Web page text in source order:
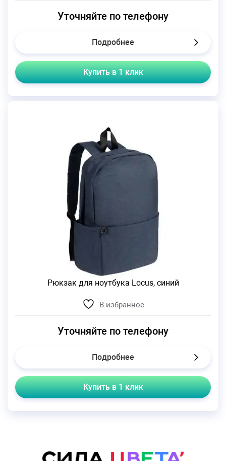
Уточняйте по телефону
Подробнее
Купить в 1 клик
Рюкзак для ноутбука Locus, синий
В избранное
Уточняйте по телефону
Подробнее
Купить в 1 клик